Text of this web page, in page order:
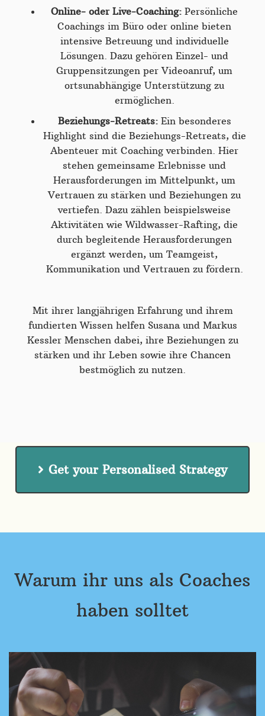
Online- oder Live-Coaching: Persönliche
Coachings im Büro oder online bieten
intensive Betreuung und individuelle
Lösungen. Dazu gehören Einzel- und
Gruppensitzungen per Videoanruf, um
ortsunabhängige Unterstützung zu
ermöglichen.
Beziehungs-Retreats:Ein besonderes
Highlight sind die Beziehungs-Retreats, die
Abenteuer mit Coaching verbinden. Hier
stehen gemeinsame Erlebnisse und
Herausforderungen im Mittelpunkt, um
Vertrauen zu stärken und Beziehungen zu
vertiefen. Dazu zählen beispielsweise
Aktivitäten wie Wildwasser-Rafting, die
durch begleitende Herausforderungen
ergänzt werden, um Teamgeist,
Kommunikation und Vertrauen zu fördern.
Mit ihrer langjährigen Erfahrung und ihrem
fundierten Wissen helfen Susana und Markus
Kessler Menschen dabei, ihre Beziehungen zu
stärken und ihr Leben sowie ihre Chancen
bestmöglich zu nutzen.
Warum ihr uns als Coaches
haben solltet